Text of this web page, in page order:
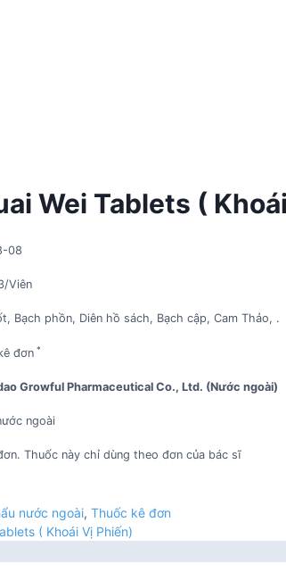
Wei Tablets (
08
Viên
Bạch phồn, Diên hồ sách, Bạch cập, Cam Thảo, .
đơn *
Growful Pharmaceutical Co., Ltd. (Nước ngoài)
ngoài
Thuốc này chỉ dùng theo đơn của bác sĩ
nước ngoài, Thuốc kê đơn
( Khoái Vị Phiến)